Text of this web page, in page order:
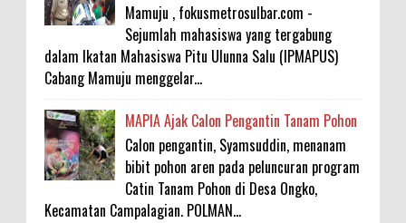
Mamuju , fokusmetrosulbar.com -
Sejumlah mahasiswa yang tergabung
dalam Ikatan Mahasiswa Pitu Ulunna Salu (IPMAPUS)
Cabang Mamuju menggelar...
MAPIA Ajak Calon Pengantin Tanam Pohon
Calon pengantin, Syamsuddin, menanam
bibit pohon aren pada peluncuran program
Catin Tanam Pohon di Desa Ongko,
Kecamatan Campalagian. POLMAN...